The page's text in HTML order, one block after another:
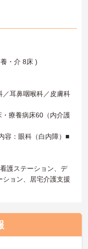
・介 8床 )
／耳鼻咽喉科／皮膚科
療養病床60（内介護
容：眼科（白内障）■
護ステーション、デ
ション、居宅介護支援